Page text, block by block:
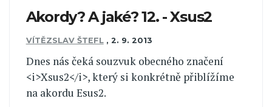
Akordy? A jaké? 12. - Xsus2
VÍTĚZSLAV ŠTEFL , 2. 9. 2013
Dnes nás čeká souzvuk obecného značení
<i>Xsus2</i>, který si konkrétně přiblížíme
na akordu Esus2.